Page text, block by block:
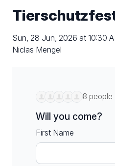
Sun, 28 Jun, 2026 at 10:30
Niclas Mengel
8 people
Will you come?
First Name